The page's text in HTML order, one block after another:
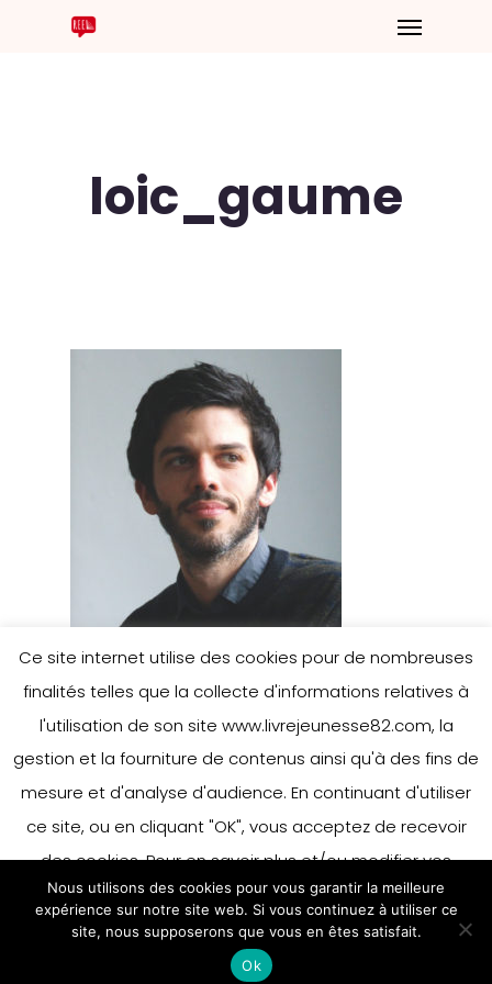
loic_gaume
Ce site internet utilise des cookies pour de nombreuses
finalités telles que la collecte d'informations relatives à
l'utilisation de son site www.livrejeunesse82.com, la
gestion et la fourniture de contenus ainsi qu'à des fins de
mesure et d'analyse d'audience. En continuant d'utiliser
ce site, ou en cliquant "OK", vous acceptez de recevoir
des cookies. Pour en savoir plus et/ou modifier vos
préférences en matière de cookies, merci de vous référer
à notre politique sur les cookies.
Accepter
En savoir plus
Nous utilisons des cookies pour vous garantir la meilleure
expérience sur notre site web. Si vous continuez à utiliser ce
site, nous supposerons que vous en êtes satisfait.
Ok